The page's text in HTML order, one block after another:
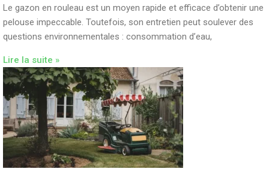
Le gazon en rouleau est un moyen rapide et efficace d’obtenir une
pelouse impeccable. Toutefois, son entretien peut soulever des
questions environnementales : consommation d’eau,
Lire la suite »